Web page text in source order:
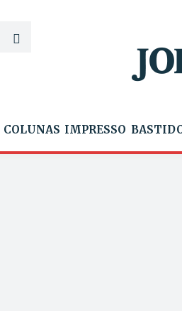
COLUNAS IMPRESSO